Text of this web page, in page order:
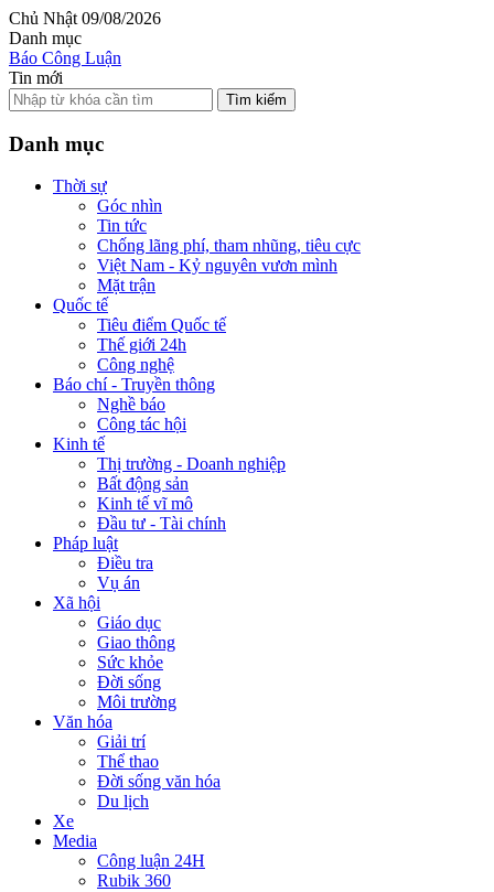
Chủ Nhật 09/08/2026
Danh mục
Báo Công Luận
Tin mới
Tìm kiếm
Danh mục
Thời sự
Góc nhìn
Tin tức
Chống lãng phí, tham nhũng, tiêu cực
Việt Nam - Kỷ nguyên vươn mình
Mặt trận
Quốc tế
Tiêu điểm Quốc tế
Thế giới 24h
Công nghệ
Báo chí - Truyền thông
Nghề báo
Công tác hội
Kinh tế
Thị trường - Doanh nghiệp
Bất động sản
Kinh tế vĩ mô
Đầu tư - Tài chính
Pháp luật
Điều tra
Vụ án
Xã hội
Giáo dục
Giao thông
Sức khỏe
Đời sống
Môi trường
Văn hóa
Giải trí
Thể thao
Đời sống văn hóa
Du lịch
Xe
Media
Công luận 24H
Rubik 360